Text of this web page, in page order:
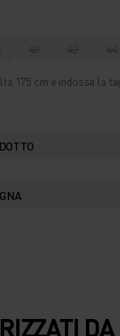
40 42 44
175 cm e indossa la